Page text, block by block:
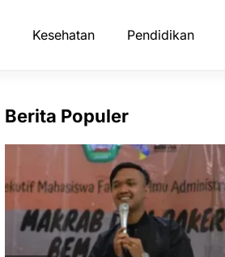
Kesehatan Pendidikan
Berita Populer